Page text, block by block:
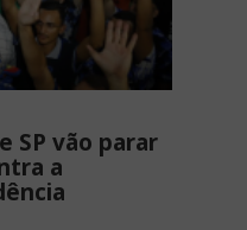
SP vão parar
a